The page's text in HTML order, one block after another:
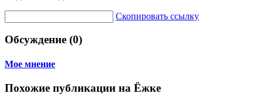
Скопировать ссылку
Обсуждение (0)
Мое мнение
Похожие публикации на Ёжке